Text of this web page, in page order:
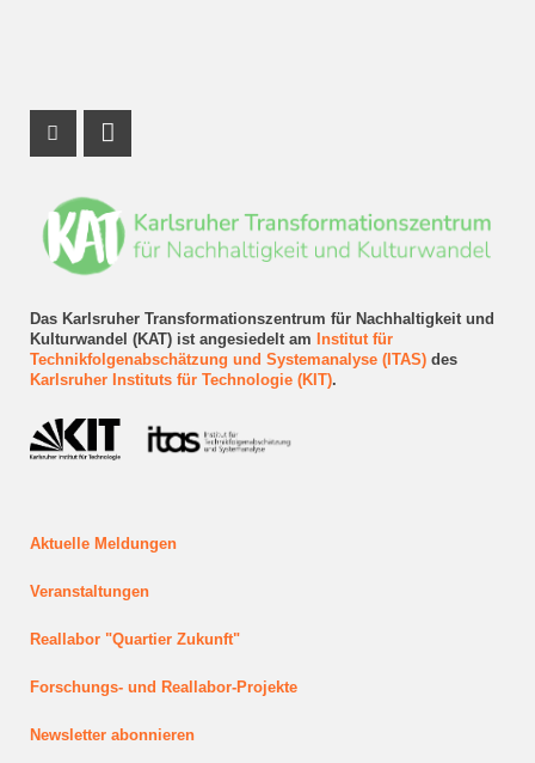
Das Karlsruher Transformationszentrum für Nachhaltigkeit und
Kulturwandel (KAT) ist angesiedelt am
Institut für
Technikfolgenabschätzung und Systemanalyse (ITAS)des
Karlsruher Instituts für Technologie (KIT).
Aktuelle Meldungen
Veranstaltungen
Reallabor "Quartier Zukunft"
Forschungs- und Reallabor-Projekte
Newsletter abonnieren
Instagram Profil
LinkedIn Profil